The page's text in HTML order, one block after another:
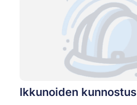
Ikkunoiden kunnostus